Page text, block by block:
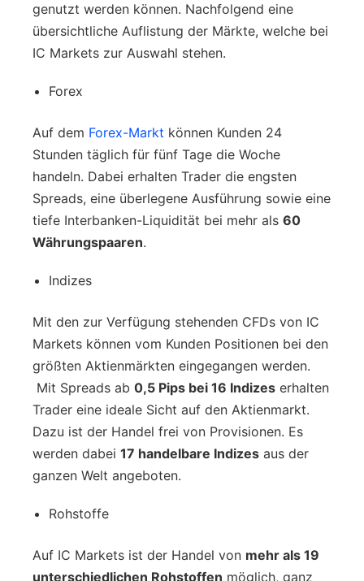
genutzt werden können. Nachfolgend eine
übersichtliche Auflistung der Märkte, welche bei
IC Markets zur Auswahl stehen.
Forex
Auf dem Forex-Markt können Kunden 24
Stunden täglich für fünf Tage die Woche
handeln. Dabei erhalten Trader die engsten
Spreads, eine überlegene Ausführung sowie eine
tiefe Interbanken-Liquidität bei mehr als 60
Währungspaaren.
Indizes
Mit den zur Verfügung stehenden CFDs von IC
Markets können vom Kunden Positionen bei den
größten Aktienmärkten eingegangen werden.
Mit Spreads ab 0,5 Pips bei 16 Indizes erhalten
Trader eine ideale Sicht auf den Aktienmarkt.
Dazu ist der Handel frei von Provisionen. Es
werden dabei 17 handelbare Indizes aus der
ganzen Welt angeboten.
Rohstoffe
Auf IC Markets ist der Handel von mehr als 19
unterschiedlichen Rohstoffen möglich, ganz